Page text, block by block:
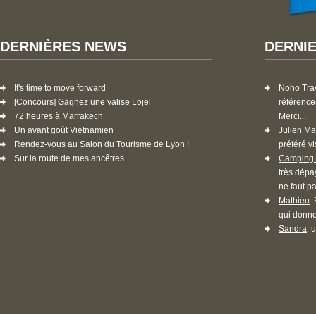
DERNIÈRES NEWS
It's time to move forward
[Concours] Gagnez une valise Lojel
72 heures à Marrakech
Un avant goût Vietnamien
Rendez-vous au Salon du Tourisme de Lyon !
Sur la route de mes ancêtres
Noho
Merci...
Julien
préféré
Camping
très
ne faut
Mathieu:
qui
Sandra: